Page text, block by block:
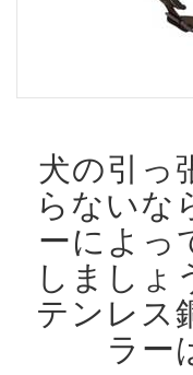
犬の引っ
らないな
ーによっ
しましょ
テンレス
ラー